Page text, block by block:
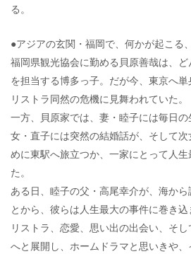
る。
●アジアの玄関・福岡で、何かが起こる
福岡県観光協会に勤める貝原善哉は、
を担当する博多っ子。だが今、東京へ
リストラ同然の危機に見舞われていた。
一方、貝原家では、妻・睦子には毎日
女・直子には突然の結婚話が、そして
めに東駅へ旅立つか、一家にとって人
た。
ある日、睦子の父・高尾幸介が、海か
とから、彼らは人生最大の事件に巻き込
リストラ、恋愛、思い出の出会い、そ
へと展開し、ホームドラマと思いきや